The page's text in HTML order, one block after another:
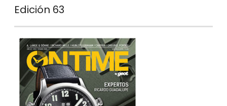
Edición 63